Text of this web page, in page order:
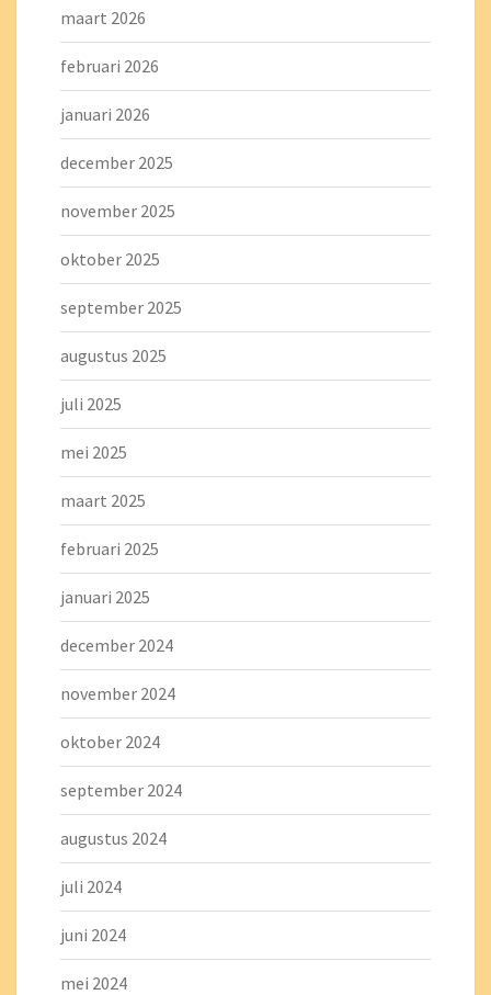
maart 2026
februari 2026
januari 2026
december 2025
november 2025
oktober 2025
september 2025
augustus 2025
juli 2025
mei 2025
maart 2025
februari 2025
januari 2025
december 2024
november 2024
oktober 2024
september 2024
augustus 2024
juli 2024
juni 2024
mei 2024